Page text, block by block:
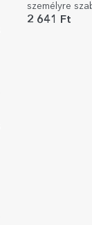
személyre
üzenettel –
2 641 Ft